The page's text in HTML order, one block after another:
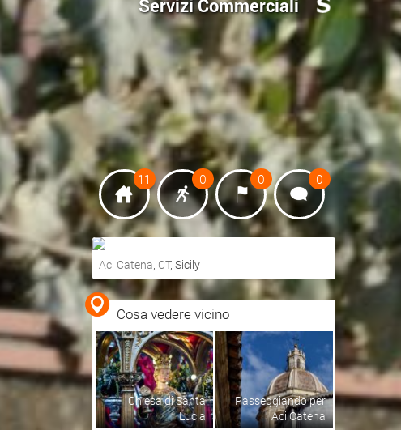
Servizi Commerciali
11 0 0 0
Ottieni indicazioni stradali
Visualizza mappa
Aci Catena, CT, Sicily
Cosa vedere vicino
Chiesa di Santa
Lucia
Passeggiando per
Aci Catena